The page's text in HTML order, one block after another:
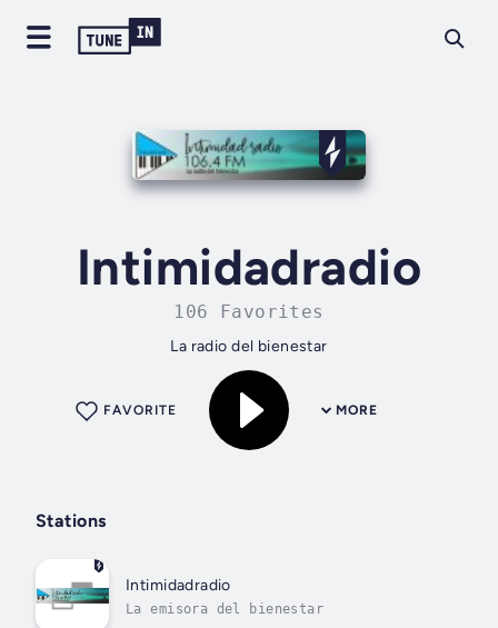
Intimidadradio
106 Favorites
La radio del bienestar
MORE
FAVORITE
Stations
Intimidadradio
La emisora del bienestar